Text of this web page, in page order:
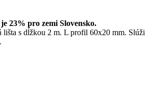
23% pro zemi Slovensko.
lišta s dĺžkou 2 m. L profil 60x20 mm. Slúži